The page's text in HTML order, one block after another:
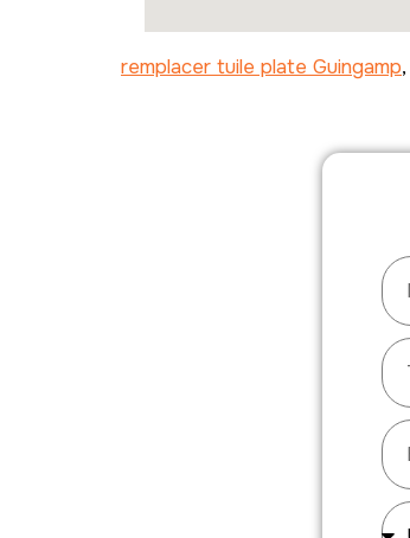
remplacer tuile plate Guingamp,